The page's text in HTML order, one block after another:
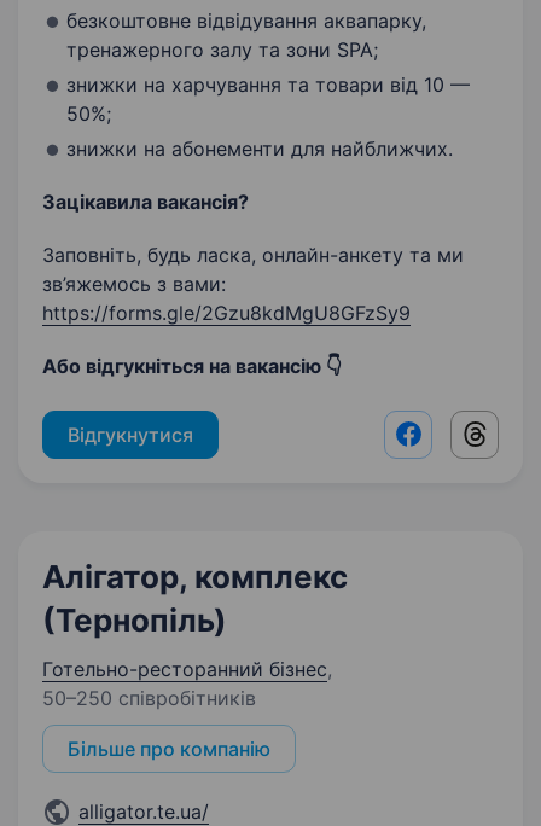
безкоштовне відвідування аквапарку,
тренажерного залу та зони SPA;
знижки на харчування та товари від 10 —
50%;
знижки на абонементи для найближчих.
Зацікавила вакансія?
Заповніть, будь ласка, онлайн-анкету та ми
зв’яжемось з вами:
https://forms.gle/2Gzu8kdMgU8GFzSy9
Або відгукніться на вакансію 👇
Відгукнутися Facebook
Алігатор, комплекс
(Тернопіль)
Готельно-ресторанний бізнес,
50–250 співробітників
Більше про компанію
alligator.te.ua/